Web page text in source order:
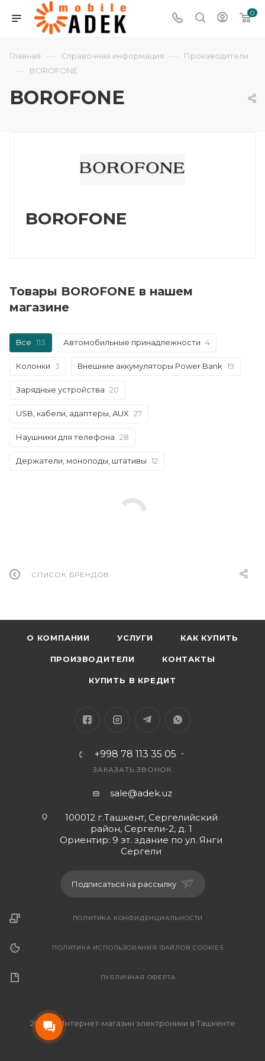
0
Главная — Справочная информация — Производители
— BOROFONE
BOROFONE
BOROFONE
Товары BOROFONE в нашем
магазине
Все 113 Автомобильные принадлежности 4
Колонки 3 Внешние аккумуляторы Power Bank 19
Зарядные устройства 20
USB, кабели, адаптеры, AUX 27
Наушники для телефона 28
Держатели, моноподы, штативы 12
СПИСОК БРЕНДОВ
О КОМПАНИИ УСЛУГИ КАК КУПИТЬ
ПРОИЗВОДИТЕЛИ КОНТАКТЫ
КУПИТЬ В КРЕДИТ
+998 78 113 35 05
ЗАКАЗАТЬ ЗВОНОК
sale@adek.uz
100012 г.Ташкент, Сергелийский
район, Сергели-2, д. 1
Ориентир: 9 эт. здание по ул. Янги
Сергели
Подписаться на рассылку
ПОЛИТИКА КОНФИДЕНЦИАЛЬНОСТИ
ПОЛИТИКА ИСПОЛЬЗОВАНИЯ ФАЙЛОВ COOKIES
ПУБЛИЧНАЯ ОФЕРТА
2026 © Интернет-магазин электроники в Ташкенте